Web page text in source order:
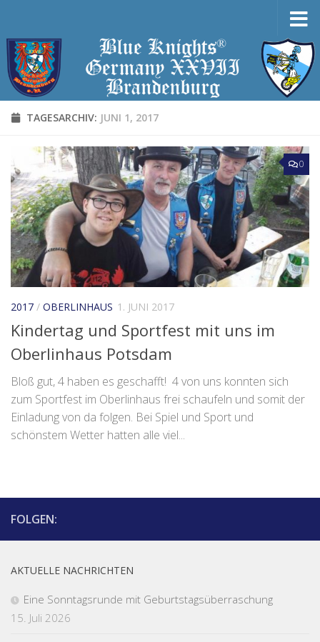
TAGESARCHIV: JUNI 1, 2017
0
2017 / OBERLINHAUS 1. JUNI 2017
Kindertag und Sportfest mit uns im
Oberlinhaus Potsdam
Bloß gut, 4 haben es geschafft! 4 von uns konnten sich
zum Sportfest im Oberlinhaus frei schaufeln und somit der
Einladung von da folgen. Bei Spiel und Sport und
schönstem Wetter hatten alle viel...
FOLGEN:
AKTUELLE NACHRICHTEN
Eine Sonntagsrunde mit Geburtstagsüberraschung
15. Juli 2026